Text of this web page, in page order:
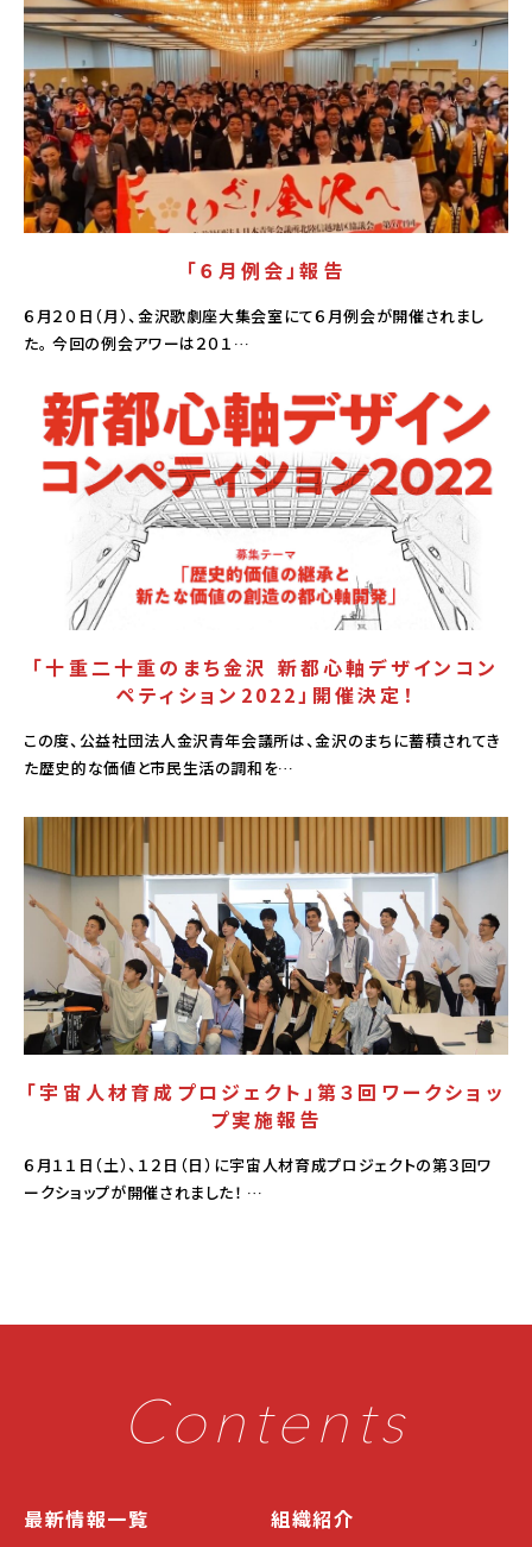
活動報告
「６月例会」報告
６月２０日（月）、金沢歌劇座大集会室にて６月例会が開催されまし
た。 今回の例会アワーは２０１…
活動報告
「十重二十重のまち金沢 新都心軸デザインコン
ペティション2022」開催決定！
この度、公益社団法人金沢青年会議所は、金沢のまちに蓄積されてき
た歴史的な価値と市民生活の調和を…
「宇宙人材育成プロジェクト」第３回ワークショッ
プ実施報告
６月１１日（土）、１２日（日）に宇宙人材育成プロジェクトの第３回ワ
ークショップが開催されました！ …
Contents
最新情報一覧 組織紹介